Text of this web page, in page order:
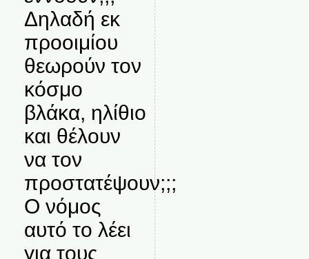
Δηλαδή εκ
προοιμίου
θεωρούν τον
κόσμο
βλάκα, ηλίθιο
και θέλουν
να τον
προστατέψουν;;;
Ο νόμος
αυτό το λέει
για τους